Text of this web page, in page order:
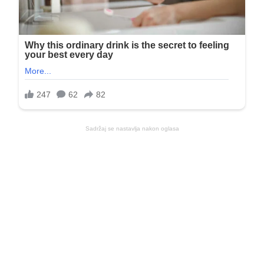
Sadržaj se nastavlja nakon oglasa